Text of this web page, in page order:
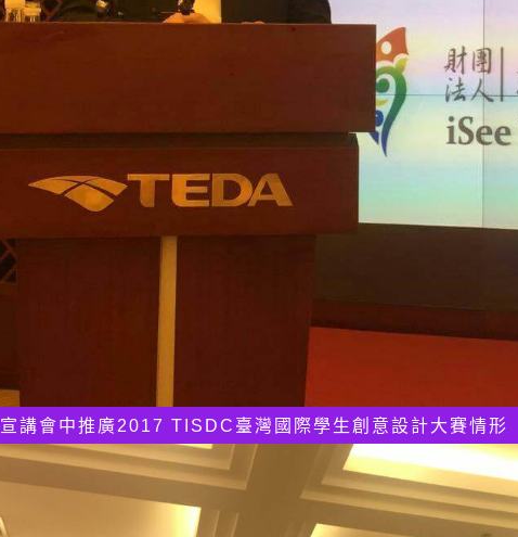
宣講會中推廣2017 TISDC臺灣國際學生創意設計大賽情形